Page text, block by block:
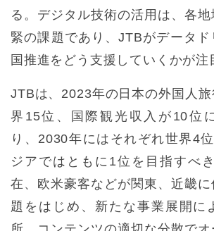
る。デジタル技術の活用は、各
緊の課題であり、JTBがデータド
国推進をどう支援していくかが注
JTBは、2023年の日本の外国人
界15位、国際観光収入が10位
り、2030年にはそれぞれ世界4
ジアではともに1位を目指すべ
在、欧米豪客などが関東、近畿
題をはじめ、新たな事業展開に